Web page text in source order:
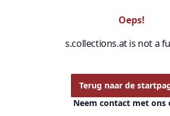
Oeps!
s.collections.at is not a
Terug naar de
Neem contact met ons